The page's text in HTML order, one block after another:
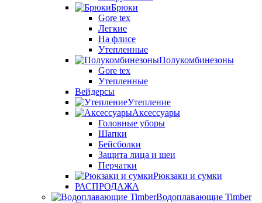
Брюки
Gore tex
Легкие
На флисе
Утепленные
Полукомбинезоны
Gore tex
Утепленные
Вейдерсы
Утепление
Аксессуары
Головные уборы
Шапки
Бейсболки
Защита лица и шеи
Перчатки
Рюкзаки и сумки
РАСПРОДАЖА
Водоплавающие Timber